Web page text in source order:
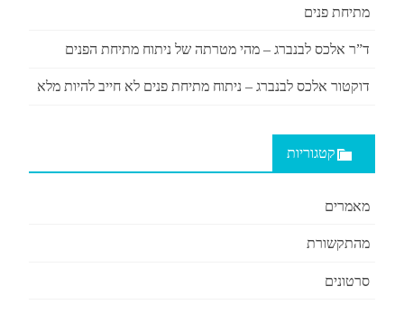
מתיחת פנים
ד”ר אלכס לבנברג – מהי מטרתה של ניתוח מתיחת הפנים
דוקטור אלכס לבנברג – ניתוח מתיחת פנים לא חייב להיות מלא
קטגוריות
מאמרים
מהתקשורת
סרטונים